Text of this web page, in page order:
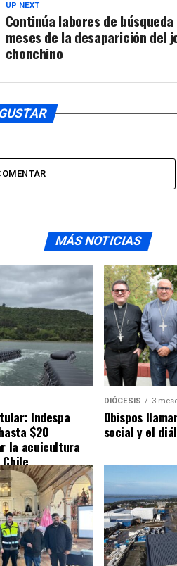
UP NEXT
Continúa labores de
meses de la desaparición del
chonchino
MÁS NOTICIAS
Indespa
$20
la acuicultura
DIÓCESIS 3
Obispos
social y el